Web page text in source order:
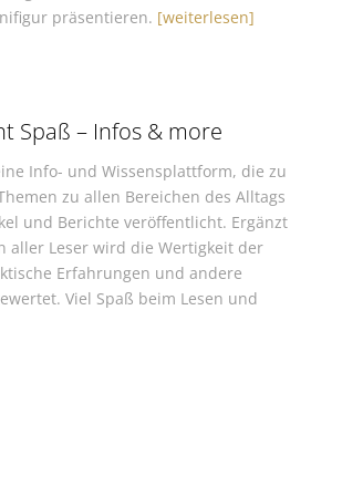
präsentieren. [weiterlesen]
Spaß – Infos & more
Info- und Wissensplattform, die zu
zu allen Bereichen des Alltags
und Berichte veröffentlicht. Ergänzt
aller Leser wird die Wertigkeit der
Erfahrungen und andere
Viel Spaß beim Lesen und